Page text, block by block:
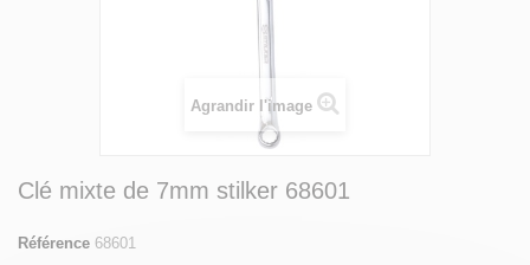
Agrandir l'image
Clé mixte de 7mm stilker 68601
Référence 68601